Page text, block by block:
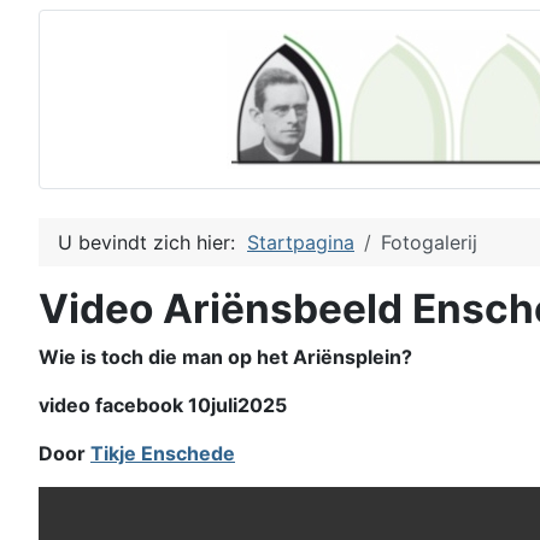
U bevindt zich hier: Startpagina Fotogalerij
Video Ariënsbeeld
Wie is toch die man op het Ariënsplein?
video facebook 10juli2025
Door Tikje Enschede